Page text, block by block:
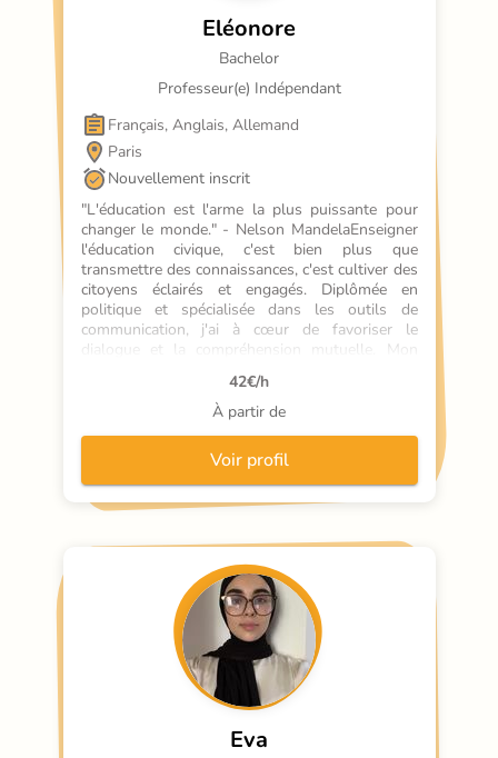
Eléonore
Bachelor
Professeur(e) Indépendant
Français, Anglais, Allemand
Paris
Nouvellement inscrit
"L'éducation est l'arme la plus puissante pour
changer le monde." - Nelson MandelaEnseigner
l'éducation civique, c'est bien plus que
transmettre des connaissances, c'est cultiver des
citoyens éclairés et engagés. Diplômée en
politique et spécialisée dans les outils de
communication, j'ai à cœur de favoriser le
dialogue et la compréhension mutuelle. Mon
parcours, marqué par l'accompagnement de
jeunes réfugiés et de personnes en situation de
handicap, m'a appris l'importance de l'adaptation
domicile à Paris 10e, je propose des cours
particuliers d'éducation civique où chaque élève
est acteur de son apprentissage. Ma méthod
42€/h
À partir de
Voir profil
Eva